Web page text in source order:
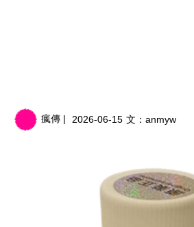
瘋傳 | 2026-06-15 文： anmyw